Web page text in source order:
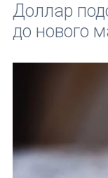
Доллар
до нового